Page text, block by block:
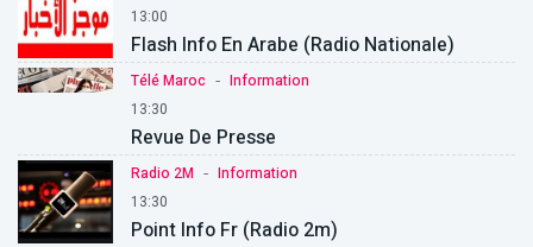
13:00
Flash Info En Arabe (Radio Nationale)
Télé Maroc - Information
13:30
Revue De Presse
Radio 2M - Information
13:30
Point Info Fr (Radio 2m)